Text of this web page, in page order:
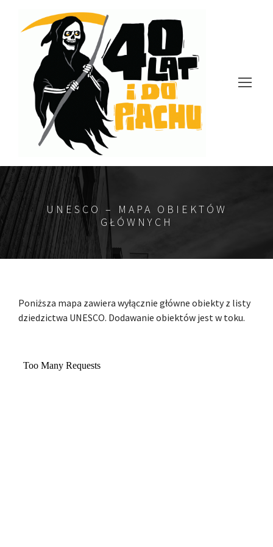
UNESCO – MAPA OBIEKTÓW
GŁÓWNYCH
Poniższa mapa zawiera wyłącznie główne obiekty z listy
dziedzictwa UNESCO. Dodawanie obiektów jest w toku.